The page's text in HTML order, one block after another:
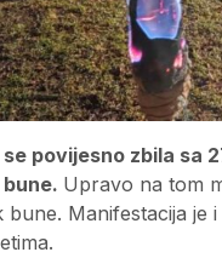
povijesno zbila sa
Upravo na tom
Manifestacija